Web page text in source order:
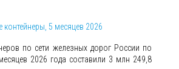
5 месяцев 2026
по сети железных дорог России по
2026 года составили 3 млн 249,8